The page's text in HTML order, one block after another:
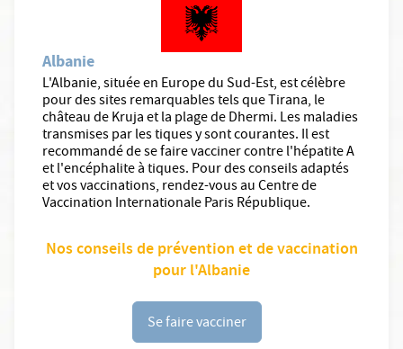
Albanie
L'Albanie, située en Europe du Sud-Est, est célèbre
pour des sites remarquables tels que Tirana, le
château de Kruja et la plage de Dhermi. Les maladies
transmises par les tiques y sont courantes. Il est
recommandé de se faire vacciner contre l'hépatite A
et l'encéphalite à tiques. Pour des conseils adaptés
et vos vaccinations, rendez-vous au Centre de
Vaccination Internationale Paris République.
Nos conseils de prévention et de vaccination
pour l'Albanie
Se faire vacciner